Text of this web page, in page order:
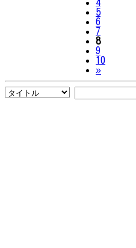
4
5
6
7
8
9
10
»Next